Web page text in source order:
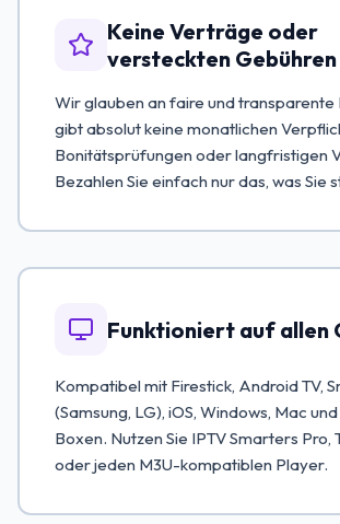
Keine Verträge oder
versteckten Gebühren
Wir glauben an faire und transparente
gibt absolut keine monatlichen
Bonitätsprüfungen oder langfristigen
Bezahlen Sie einfach nur das, was Sie
Funktioniert auf allen
Kompatibel mit Firestick, Android TV,
(Samsung, LG), iOS, Windows, Mac
Boxen. Nutzen Sie IPTV Smarters Pro,
oder jeden M3U-kompatiblen Player.